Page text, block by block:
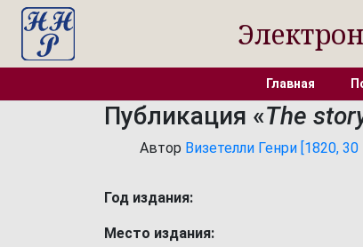
Главная
Публикация «The
Автор Визетелли Генри [1820,
Год издания:
Место издания: